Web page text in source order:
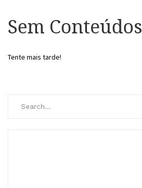
Sem Conteúdos
Tente mais tarde!